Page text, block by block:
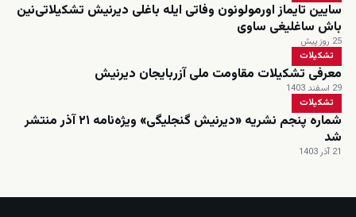
سایین تایماز اورمولونون وفاتی ایله باغلی دیرنیش تشکیلاتی‌نین
باش ساغلیغی ساوی
25 روز پیش
تشکیلات
معرفی تشکیلات مقاومت ملی آزربایجان دیرنیش
29 اسفند 1403
تشکیلات
شماره پنجم نشریه «دیرنیش گنجلیگی» ویژه‌نامه ۲۱ آذر منتشر
شد
21 آذر 1403